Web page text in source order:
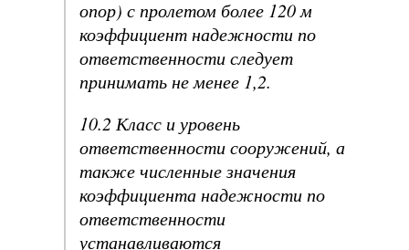
опор) с пролетом более 120 м
коэффициент надежности по
ответственности следует
принимать не менее 1,2.
10.2 Класс и уровень
ответственности сооружений, а
также численные значения
коэффициента надежности по
ответственности
устанавливаются